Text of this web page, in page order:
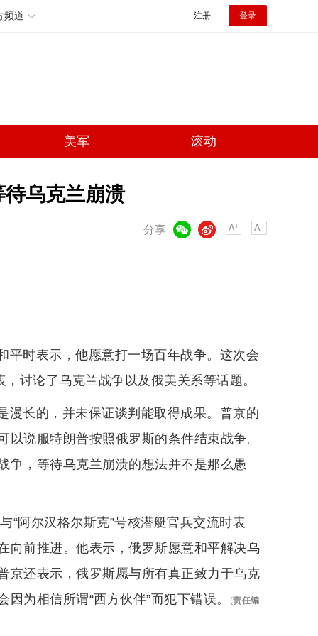
频道 注册 登录
美军 滚动
乌克兰崩溃
分享
微博
平时表示，他愿意打一场百年战争。这次会
讨论了乌克兰战争以及俄美关系等话题。
漫长的，并未保证谈判能取得成果。普京的
说服特朗普按照俄罗斯的条件结束战争。
争，等待乌克兰崩溃的想法并不是那么愚
“阿尔汉格尔斯克”号核潜艇官兵交流时表
向前推进。他表示，俄罗斯愿意和平解决乌
京还表示，俄罗斯愿与所有真正致力于乌克
为相信所谓“西方伙伴”而犯下错误。
(责任编